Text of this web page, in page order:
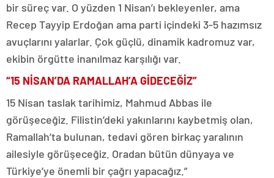
bir süreç var. O yüzden 1 Nisan’ı bekleyenler, ama
Recep Tayyip Erdoğan ama parti içindeki 3-5 hazımsız
avuçlarını yalarlar. Çok güçlü, dinamik kadromuz var,
ekibin örgütte inanılmaz karşılığı var.
“15 NİSAN’DA RAMALLAH’A GİDECEĞİZ”
15 Nisan taslak tarihimiz, Mahmud Abbas ile
görüşeceğiz. Filistin’deki yakınlarını kaybetmiş olan,
Ramallah’ta bulunan, tedavi gören birkaç yaralının
ailesiyle görüşeceğiz. Oradan bütün dünyaya ve
Türkiye’ye önemli bir çağrı yapacağız.”